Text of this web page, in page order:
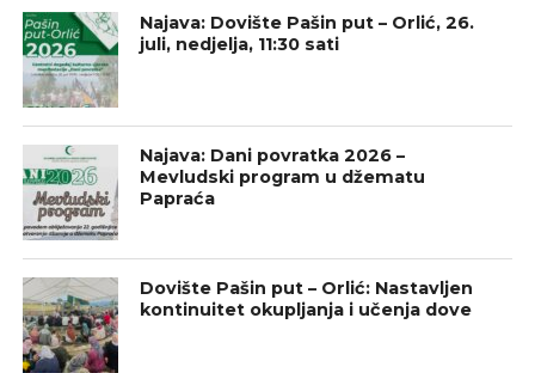
Najava: Dovište Pašin put – Orlić, 26.
juli, nedjelja, 11:30 sati
Najava: Dani povratka 2026 –
Mevludski program u džematu
Papraća
Dovište Pašin put – Orlić: Nastavljen
kontinuitet okupljanja i učenja dove